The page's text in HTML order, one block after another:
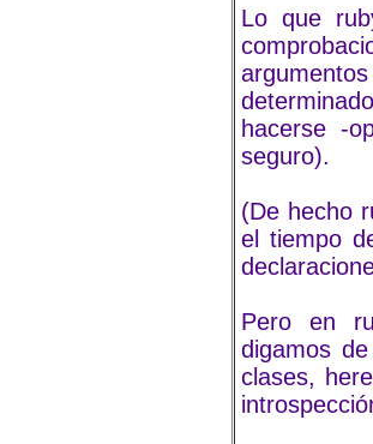
Lo que
hacerse -
seguro).
(De hecho
el tiempo
Pero en
digamos
clases,